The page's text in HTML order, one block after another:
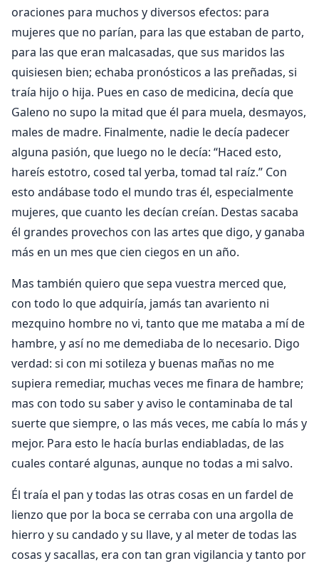
oraciones para muchos y diversos efectos: para
mujeres que no parían, para las que estaban de parto,
para las que eran malcasadas, que sus maridos las
quisiesen bien; echaba pronósticos a las preñadas, si
traía hijo o hija. Pues en caso de medicina, decía que
Galeno no supo la mitad que él para muela, desmayos,
males de madre. Finalmente, nadie le decía padecer
alguna pasión, que luego no le decía: “Haced esto,
hareís estotro, cosed tal yerba, tomad tal raíz.” Con
esto andábase todo el mundo tras él, especialmente
mujeres, que cuanto les decían creían. Destas sacaba
él grandes provechos con las artes que digo, y ganaba
más en un mes que cien ciegos en un año.
Mas también quiero que sepa vuestra merced que,
con todo lo que adquiría, jamás tan avariento ni
mezquino hombre no vi, tanto que me mataba a mí de
hambre, y así no me demediaba de lo necesario. Digo
verdad: si con mi sotileza y buenas mañas no me
supiera remediar, muchas veces me finara de hambre;
mas con todo su saber y aviso le contaminaba de tal
suerte que siempre, o las más veces, me cabía lo más y
mejor. Para esto le hacía burlas endiabladas, de las
cuales contaré algunas, aunque no todas a mi salvo.
Él traía el pan y todas las otras cosas en un fardel de
lienzo que por la boca se cerraba con una argolla de
hierro y su candado y su llave, y al meter de todas las
cosas y sacallas, era con tan gran vigilancia y tanto por